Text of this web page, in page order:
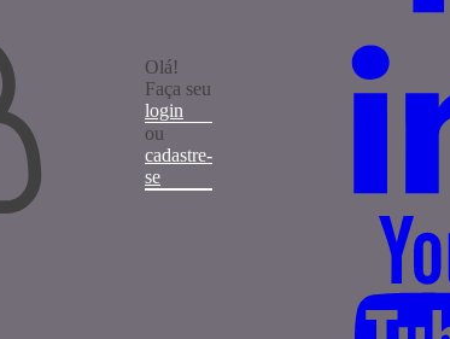
Olá!
Faça seu
login
ou
cadastre-
se